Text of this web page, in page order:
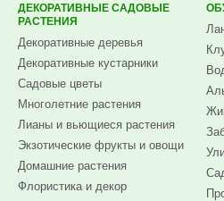
ДЕКОРАТИВНЫЕ САДОВЫЕ
РАСТЕНИЯ
Декоративные деревья
Декоративные кустарники
Садовые цветы
Многолетние растения
Лианы и вьющиеся растения
Экзотические фрукты и овощи
Домашние растения
Флористика и декор